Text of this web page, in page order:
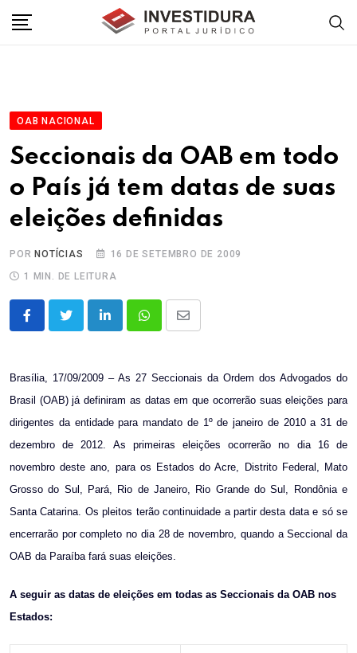
OAB NACIONAL
Seccionais da OAB em todo
o País já tem datas de suas
eleições definidas
POR NOTÍCIAS
16 DE SETEMBRO DE 2009
1 MIN. DE LEITURA
LinkedInWhatsappShare
Email
Brasília, 17/09/2009 – As 27 Seccionais da Ordem dos Advogados do
Brasil (OAB) já definiram as datas em que ocorrerão suas eleições para
dirigentes da entidade para mandato de 1º de janeiro de 2010 a 31 de
dezembro de 2012. As primeiras eleições ocorrerão no dia 16 de
novembro deste ano, para os Estados do Acre, Distrito Federal, Mato
Grosso do Sul, Pará, Rio de Janeiro, Rio Grande do Sul, Rondônia e
Santa Catarina. Os pleitos terão continuidade a partir desta data e só se
encerrarão por completo no dia 28 de novembro, quando a Seccional da
OAB da Paraíba fará suas eleições.
A seguir as datas de eleições em todas as Seccionais da OAB nos
Estados: